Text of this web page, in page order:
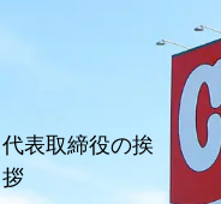
代表取締役の挨
拶